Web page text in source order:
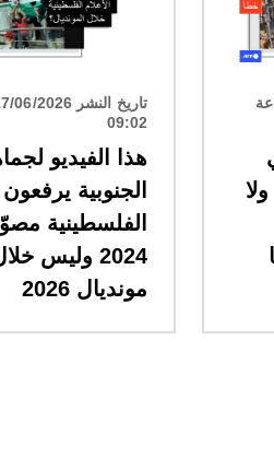
الساعة
09:02
هذا الفيديو
الجنوبية يرفعون
الفلسطينية
2024 وليس
مونديال 2026